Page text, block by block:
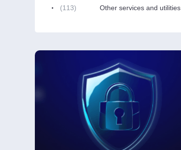
Other services and utilities
(113)